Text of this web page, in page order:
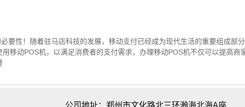
要性！随着驻马店科技的发展，移动支付已经成为现代生活的重要组成部
移动POS机，以满足消费者的支付需求，办理移动POS机不仅可以提高商
公司地址：郑州市文化路北三环瀚海北海A座